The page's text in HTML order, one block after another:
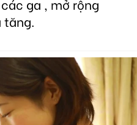
ga , mở rộng
tăng.